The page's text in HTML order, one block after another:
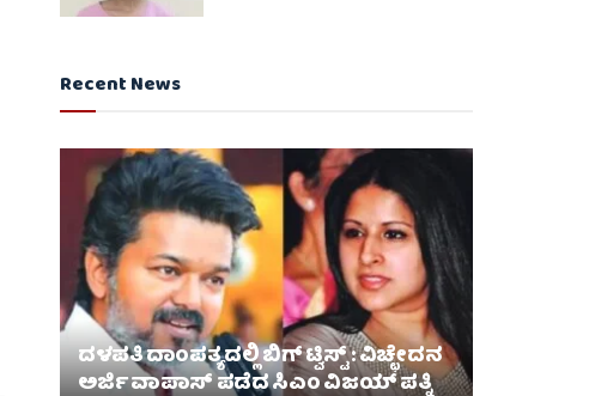
Recent News
ದಳಪತಿ ದಾಂಪತ್ಯದಲ್ಲಿ ಬಿಗ್ ಟ್ವಿಸ್ಟ್ : ವಿಚ್ಛೇದನ
ಅರ್ಜಿ ವಾಪಾಸ್‌ ಪಡೆದ ಸಿಎಂ ವಿಜಯ್ ಪತ್ನಿ